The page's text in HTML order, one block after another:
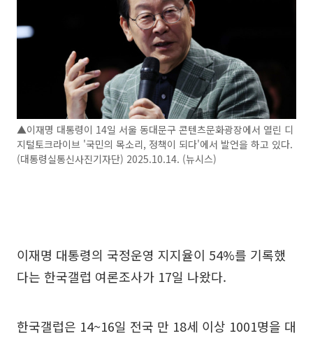
▲이재명 대통령이 14일 서울 동대문구 콘텐츠문화광장에서 열린 디
지털토크라이브 '국민의 목소리, 정책이 되다'에서 발언을 하고 있다.
(대통령실통신사진기자단) 2025.10.14. (뉴시스)
이재명 대통령의 국정운영 지지율이 54%를 기록했
다는 한국갤럽 여론조사가 17일 나왔다.
한국갤럽은 14~16일 전국 만 18세 이상 1001명을 대